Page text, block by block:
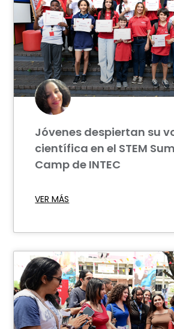
Jóvenes despiertan su
científica en el STEM
Camp de INTEC
VER MÁS